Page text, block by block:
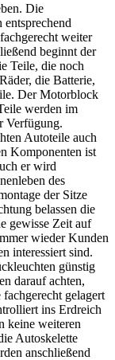
Die
weiter
beginnt der
Teile, die noch
die Batterie,
Der Motorblock
werden im
Verfügung.
Autoteile auch
Komponenten ist
er wird
des
der Sitze
belassen die
gewisse Zeit auf
wieder Kunden
interessiert sind.
günstig
darauf achten,
gelagert
ins Erdreich
keine weiteren
Autoskelette
anschließend